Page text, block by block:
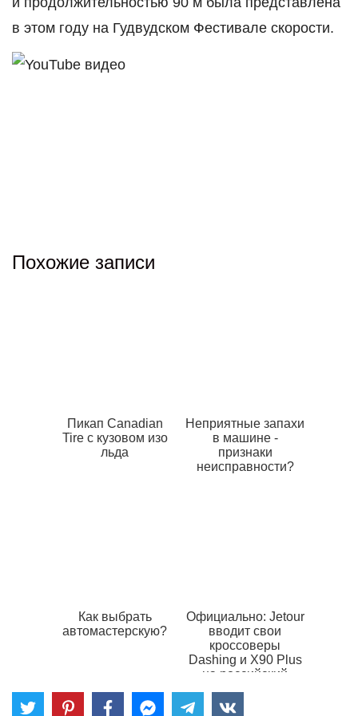
в этом году на Гудвудском Фестивале скорости.
Похожие записи
Пикап Canadian
Tire с кузовом изо
льда
Неприятные запахи
в машине -
признаки
неисправности?
Как выбрать
автомастерскую?
Официально: Jetour
вводит свои
кроссоверы
Dashing и X90 Plus
на российский